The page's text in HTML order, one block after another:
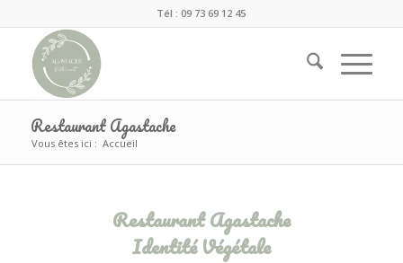
Tél : 09 73 69 12 45
Restaurant Agastache
Vous êtes ici : Accueil
Restaurant Agastache
Identité Végétale